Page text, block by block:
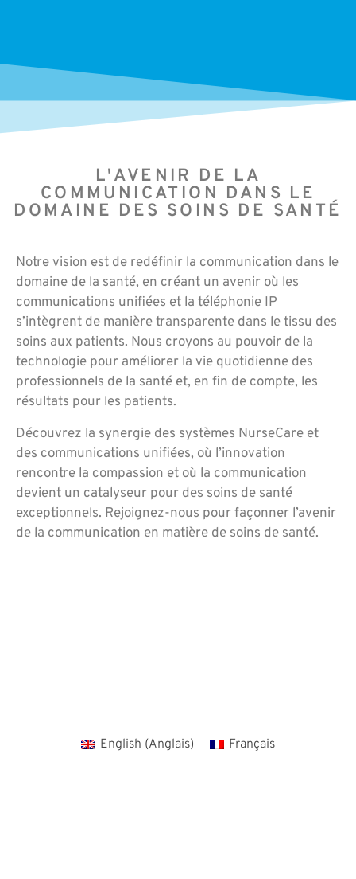
L'AVENIR DE LA
COMMUNICATION DANS LE
DOMAINE DES SOINS DE SANTÉ
Notre vision est de redéfinir la communication dans le
domaine de la santé, en créant un avenir où les
communications unifiées et la téléphonie IP
s’intègrent de manière transparente dans le tissu des
soins aux patients. Nous croyons au pouvoir de la
technologie pour améliorer la vie quotidienne des
professionnels de la santé et, en fin de compte, les
résultats pour les patients.
Découvrez la synergie des systèmes NurseCare et
des communications unifiées, où l’innovation
rencontre la compassion et où la communication
devient un catalyseur pour des soins de santé
exceptionnels. Rejoignez-nous pour façonner l’avenir
de la communication en matière de soins de santé.
English (Anglais) Français